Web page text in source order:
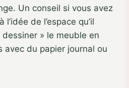
Un conseil si vous avez
de l’espace qu’il
dessiner » le meuble en
avec du papier journal ou